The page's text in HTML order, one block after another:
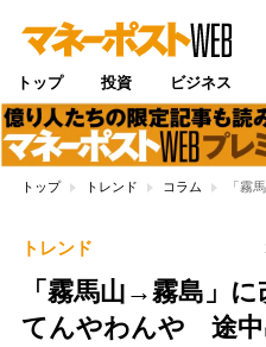
トップ 投資 ビジネス
トップ トレンド コラム 「霧
トレンド
「霧馬山→霧島」
てんやわんや 途中